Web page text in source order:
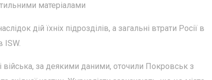
матеріалами
дій їхніх підрозділів, а загальні втрати Росії в
ISW.
війська, за деякими даними, оточили Покровськ з